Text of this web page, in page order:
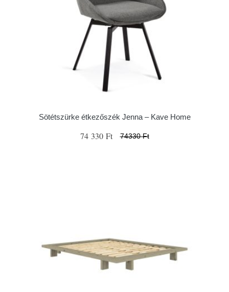
Sötétszürke étkezőszék Jenna – Kave Home
74 330 Ft 74330 Ft